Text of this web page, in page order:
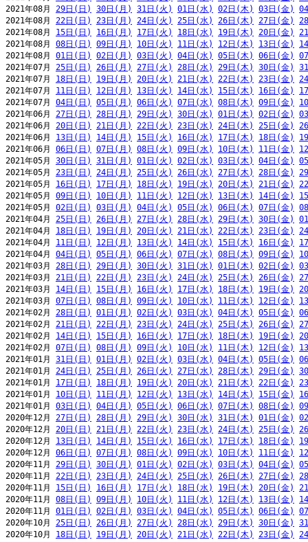
2021年08月 29日(日) 30日(月) 31日(火) 01日(水) 02日(木) 03日(金)
2021年08月 22日(日) 23日(月) 24日(火) 25日(水) 26日(木) 27日(金)
2021年08月 15日(日) 16日(月) 17日(火) 18日(水) 19日(木) 20日(金)
2021年08月 08日(日) 09日(月) 10日(火) 11日(水) 12日(木) 13日(金)
2021年08月 01日(日) 02日(月) 03日(火) 04日(水) 05日(木) 06日(金)
2021年07月 25日(日) 26日(月) 27日(火) 28日(水) 29日(木) 30日(金)
2021年07月 18日(日) 19日(月) 20日(火) 21日(水) 22日(木) 23日(金)
2021年07月 11日(日) 12日(月) 13日(火) 14日(水) 15日(木) 16日(金)
2021年07月 04日(日) 05日(月) 06日(火) 07日(水) 08日(木) 09日(金)
2021年06月 27日(日) 28日(月) 29日(火) 30日(水) 01日(木) 02日(金)
2021年06月 20日(日) 21日(月) 22日(火) 23日(水) 24日(木) 25日(金)
2021年06月 13日(日) 14日(月) 15日(火) 16日(水) 17日(木) 18日(金)
2021年06月 06日(日) 07日(月) 08日(火) 09日(水) 10日(木) 11日(金)
2021年05月 30日(日) 31日(月) 01日(火) 02日(水) 03日(木) 04日(金)
2021年05月 23日(日) 24日(月) 25日(火) 26日(水) 27日(木) 28日(金)
2021年05月 16日(日) 17日(月) 18日(火) 19日(水) 20日(木) 21日(金)
2021年05月 09日(日) 10日(月) 11日(火) 12日(水) 13日(木) 14日(金)
2021年05月 02日(日) 03日(月) 04日(火) 05日(水) 06日(木) 07日(金)
2021年04月 25日(日) 26日(月) 27日(火) 28日(水) 29日(木) 30日(金)
2021年04月 18日(日) 19日(月) 20日(火) 21日(水) 22日(木) 23日(金)
2021年04月 11日(日) 12日(月) 13日(火) 14日(水) 15日(木) 16日(金)
2021年04月 04日(日) 05日(月) 06日(火) 07日(水) 08日(木) 09日(金)
2021年03月 28日(日) 29日(月) 30日(火) 31日(水) 01日(木) 02日(金)
2021年03月 21日(日) 22日(月) 23日(火) 24日(水) 25日(木) 26日(金)
2021年03月 14日(日) 15日(月) 16日(火) 17日(水) 18日(木) 19日(金)
2021年03月 07日(日) 08日(月) 09日(火) 10日(水) 11日(木) 12日(金)
2021年02月 28日(日) 01日(月) 02日(火) 03日(水) 04日(木) 05日(金)
2021年02月 21日(日) 22日(月) 23日(火) 24日(水) 25日(木) 26日(金)
2021年02月 14日(日) 15日(月) 16日(火) 17日(水) 18日(木) 19日(金)
2021年02月 07日(日) 08日(月) 09日(火) 10日(水) 11日(木) 12日(金)
2021年01月 31日(日) 01日(月) 02日(火) 03日(水) 04日(木) 05日(金)
2021年01月 24日(日) 25日(月) 26日(火) 27日(水) 28日(木) 29日(金)
2021年01月 17日(日) 18日(月) 19日(火) 20日(水) 21日(木) 22日(金)
2021年01月 10日(日) 11日(月) 12日(火) 13日(水) 14日(木) 15日(金)
2021年01月 03日(日) 04日(月) 05日(火) 06日(水) 07日(木) 08日(金)
2020年12月 27日(日) 28日(月) 29日(火) 30日(水) 31日(木) 01日(金)
2020年12月 20日(日) 21日(月) 22日(火) 23日(水) 24日(木) 25日(金)
2020年12月 13日(日) 14日(月) 15日(火) 16日(水) 17日(木) 18日(金)
2020年12月 06日(日) 07日(月) 08日(火) 09日(水) 10日(木) 11日(金)
2020年11月 29日(日) 30日(月) 01日(火) 02日(水) 03日(木) 04日(金)
2020年11月 22日(日) 23日(月) 24日(火) 25日(水) 26日(木) 27日(金)
2020年11月 15日(日) 16日(月) 17日(火) 18日(水) 19日(木) 20日(金)
2020年11月 08日(日) 09日(月) 10日(火) 11日(水) 12日(木) 13日(金)
2020年11月 01日(日) 02日(月) 03日(火) 04日(水) 05日(木) 06日(金)
2020年10月 25日(日) 26日(月) 27日(火) 28日(水) 29日(木) 30日(金)
2020年10月 18日(日) 19日(月) 20日(火) 21日(水) 22日(木) 23日(金)